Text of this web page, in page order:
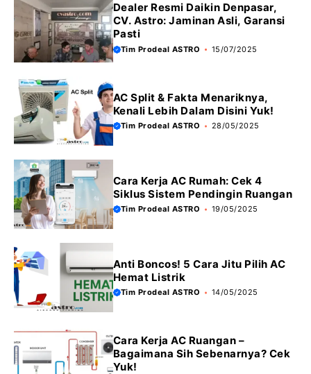
Dealer Resmi Daikin Denpasar,
CV. Astro: Jaminan Asli, Garansi
Pasti
Tim Prodeal ASTRO 15/07/2025
AC Split & Fakta Menariknya,
Kenali Lebih Dalam Disini Yuk!
Tim Prodeal ASTRO 28/05/2025
Cara Kerja AC Rumah: Cek 4
Siklus Sistem Pendingin Ruangan
Tim Prodeal ASTRO 19/05/2025
Anti Boncos! 5 Cara Jitu Pilih AC
Hemat Listrik
Tim Prodeal ASTRO 14/05/2025
Cara Kerja AC Ruangan –
Bagaimana Sih Sebenarnya? Cek
Yuk!